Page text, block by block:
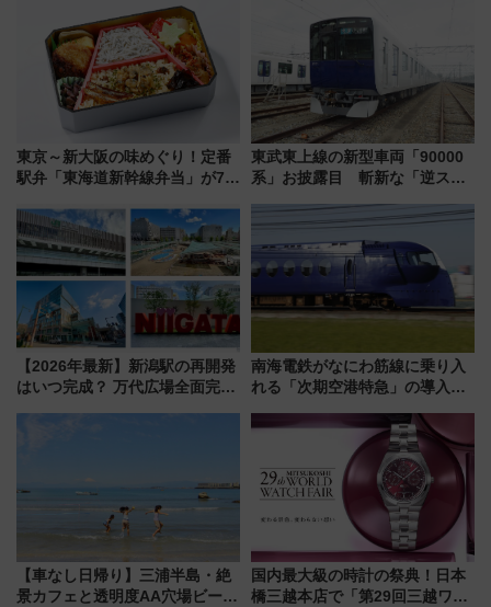
東京～新大阪の味めぐり！定番
駅弁「東海道新幹線弁当」が7月
東武東上線の新型車両「90000
系」お披露目 斬新な「逆スラ
放的な車内空間に注目、デビュ
ーは9月
【2026年最新】新潟駅の再開発
はいつ完成？ 万代広場全面完成
開発、バスタ新潟構想まで徹底
南海電鉄がなにわ筋線に乗り入
れる「次期空港特急」の導入を
日本初の鉄道デザイン
【車なし日帰り】三浦半島・絶
景カフェと透明度AA穴場ビーチ
国内最大級の時計の祭典！日本
橋三越本店で「第29回三越ワー